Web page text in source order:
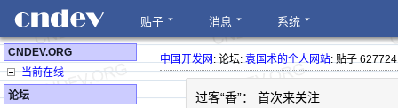
贴子 消息 系统
CNDEV.ORG
当前在线
论坛
中国开发网: 论坛:袁国术的个人网站: 贴子 627724
过客“香”： 首次来关注